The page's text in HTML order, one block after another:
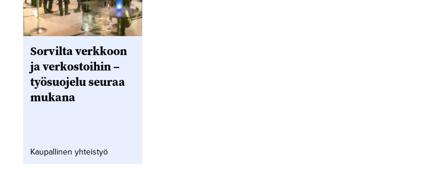
Sorvilta verkkoon
ja verkostoihin –
työsuojelu seuraa
mukana
Kaupallinen yhteistyö